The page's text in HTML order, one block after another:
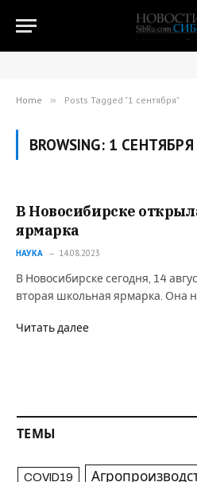
Home » Posts Tagged "1 сентября"
BROWSING: 1 СЕНТЯБРЯ
В Новосибирске
ярмарка
НАУКА 14.08.2023
В Новосибирске сегодня, 14
вторая школьная ярмарка. Она
Читать далее
ТЕМЫ
COVID19